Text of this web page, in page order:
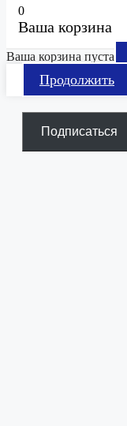
0
Ваша корзина
Ваша корзина пуста
Продолжить
Подписаться